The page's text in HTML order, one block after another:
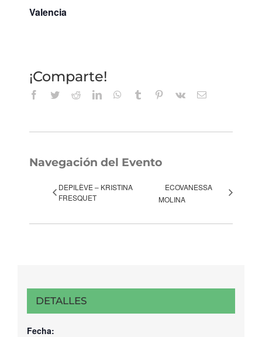
Valencia
¡Comparte!
Facebook
TwitterRedditLinkedInWhatsApp
Tumblr Pinterest
Vk
Correo
Navegación del Evento
DEPILÈVE – KRISTINA
FRESQUET
ECOVANESSA
MOLINA
DETALLES
Fecha: